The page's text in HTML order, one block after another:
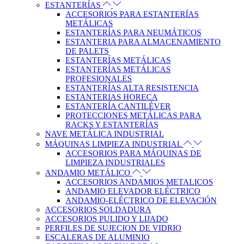
ESTANTERÍAS
ACCESORIOS PARA ESTANTERÍAS
METÁLICAS
ESTANTERÍAS PARA NEUMÁTICOS
ESTANTERIA PARA ALMACENAMIENTO
DE PALETS
ESTANTERÍAS METÁLICAS
ESTANTERÍAS METÁLICAS
PROFESIONALES
ESTANTERÍAS ALTA RESISTENCIA
ESTANTERIAS HORECA
ESTANTERÍA CANTILÉVER
PROTECCIONES METÁLICAS PARA
RACKS Y ESTANTERÍAS
NAVE METÁLICA INDUSTRIAL
MÁQUINAS LIMPIEZA INDUSTRIAL
ACCESORIOS PARA MÁQUINAS DE
LIMPIEZA INDUSTRIALES
ANDAMIO METÁLICO
ACCESORIOS ANDAMIOS METALICOS
ANDAMIO ELEVADOR ELÉCTRICO
ANDAMIO-ELÉCTRICO DE ELEVACIÓN
ACCESORIOS SOLDADURA
ACCESORIOS PULIDO Y LIJADO
PERFILES DE SUJECION DE VIDRIO
ESCALERAS DE ALUMINIO